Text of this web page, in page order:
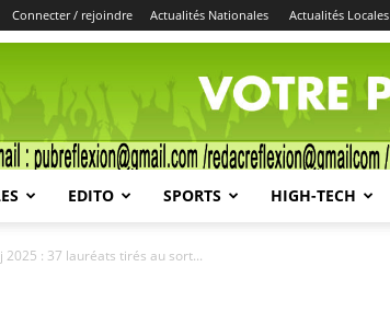
Connecter / rejoindre Actualités Nationales Actualités Locales
EDITO SPORTS HIGH-TECH
: 37 lauréats tirés au sort...